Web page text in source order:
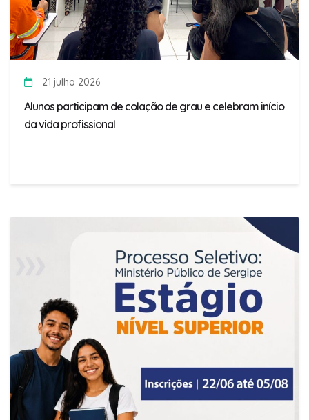
21 julho 2026
Alunos participam de colação de grau e celebram início
da vida profissional